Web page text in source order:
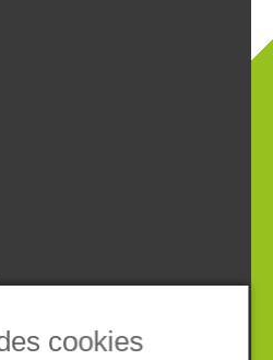
cookies